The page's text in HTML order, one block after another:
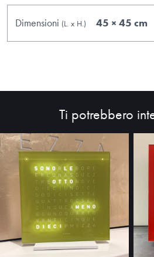
Dimensioni (L. x H.) 45 × 45 cm
Ti potrebbero